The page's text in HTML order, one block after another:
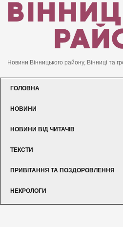
Новини Вінницького району, Вінниці та
ГОЛОВНА
НОВИНИ
НОВИНИ ВІД ЧИТАЧІВ
ТЕКСТИ
ПРИВІТАННЯ ТА ПОЗДОРОВЛЕННЯ
НЕКРОЛОГИ